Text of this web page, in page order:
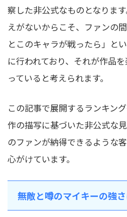
察した非公式なものとなりま
えがないからこそ、ファンの
とこのキャラが戦ったら」と
に行われており、それが作品
っていると考えられます。
この記事で展開するランキン
作の描写に基づいた非公式な
のファンが納得できるような
心がけています。
無敵と噂のマイキーの強